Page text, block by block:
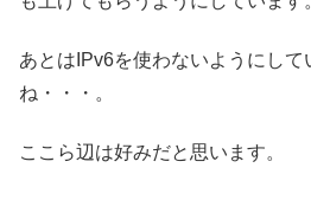
あとはIPv6を使わないようにして
ね・・・。
ここら辺は好みだと思います。